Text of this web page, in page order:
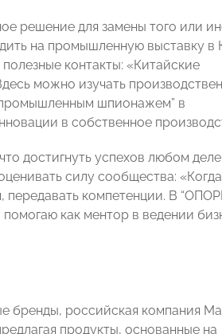
решение для замены того или
на промышленную выставку в
контакты: «Китайские
можно изучать
шпионажем” в
в собственное
достигнуть успехов любом деле
силу сообщества:
передавать компетенции. В
как ментор в ведении
бренды, российская компания
продукты, основанные на